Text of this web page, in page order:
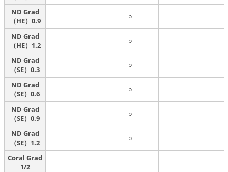
ND Grad
（HE）0.9
○
ND Grad
（HE）1.2
○
ND Grad
（SE）0.3
○
ND Grad
（SE）0.6
○
ND Grad
（SE）0.9
○
ND Grad
（SE）1.2
○
Coral Grad
1/2